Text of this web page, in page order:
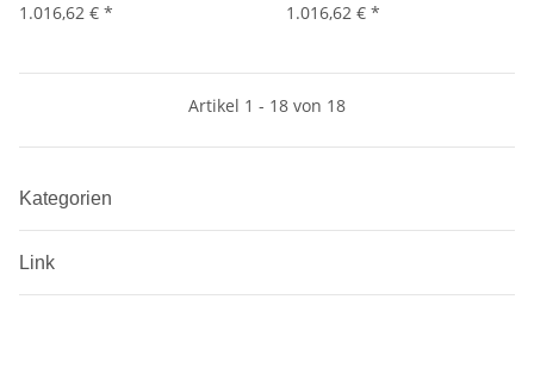
1.016,62 € *
1.016,62 € *
Artikel 1 - 18 von 18
Kategorien
Link